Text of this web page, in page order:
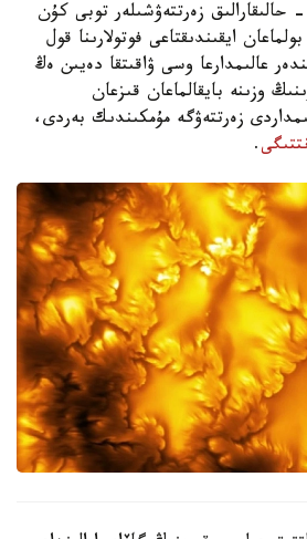
استانا. KAZINFORM - حالىقارالىق زەرتتەۋشىلەر توبى كۇن
ايقىندىقتاعى فوتولارىنا قول
عالىمدارعا وسى ۋاقىتقا دەيىن ەڭ
وزىنە بايقالماعان قىزعان
زەرتتەۋگە مۇمكىندىك بەردى،
.